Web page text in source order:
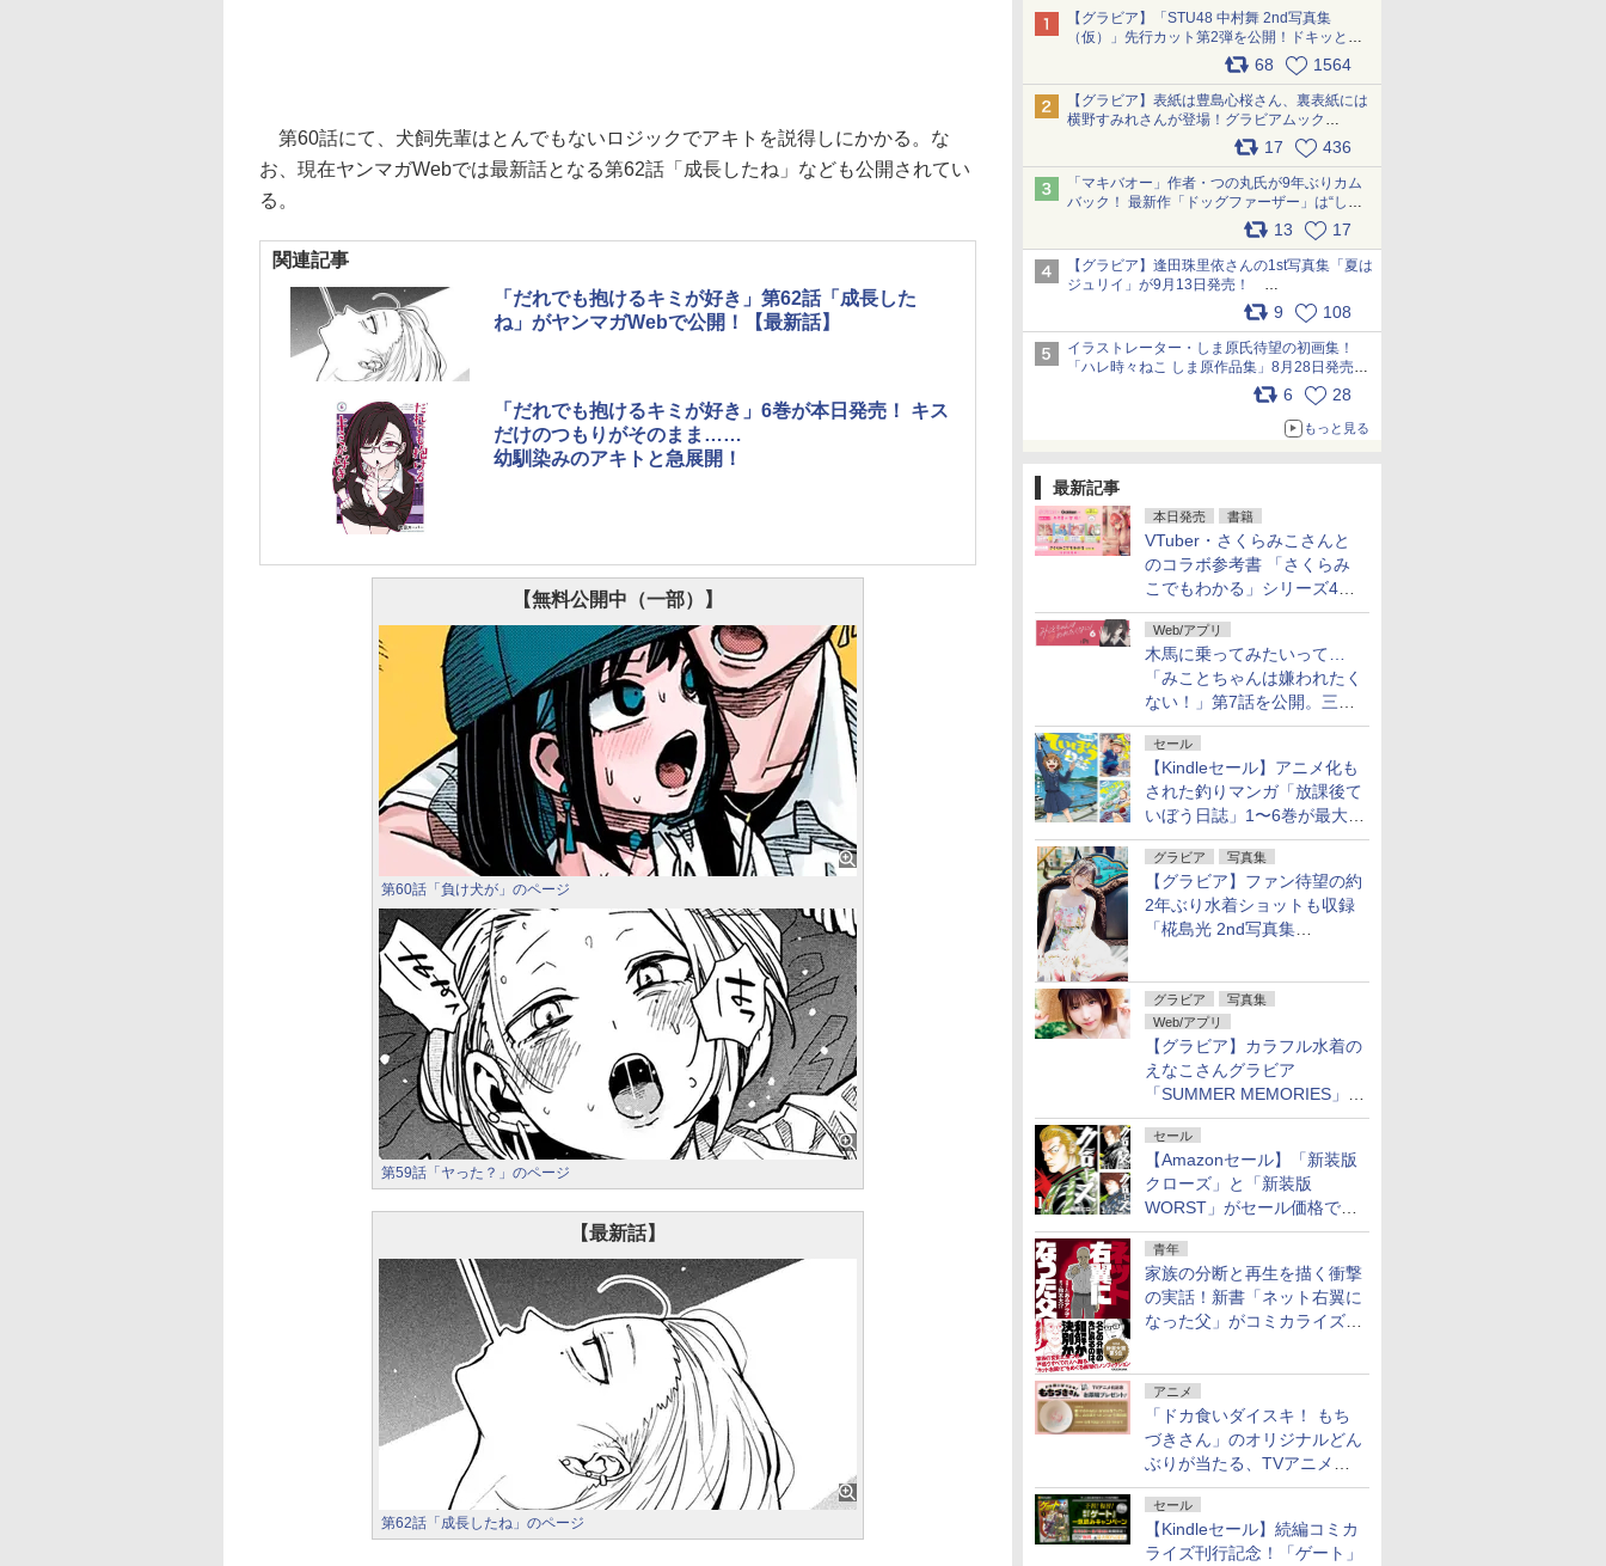
【グラビア】「STU48 中村舞 2nd写真集
（仮）」先行カット第2弾を公開！ドキッとす
るランジェリーカットなど新たな挑戦
68 1564
【グラビア】表紙は豊島心桜さん、裏表紙には
横野すみれさんが登場！グラビアムック
「PARADE」2026夏号が本日発売
17 436
「マキバオー」作者・つの丸氏が9年ぶりカム
バック！ 最新作「ドッグファーザー」は“しゃ
べらない動物”とのリアルな暮らしを描く 「も
うこれ以上の幸せはない」……一緒に暮らす愛
犬たちへ… pic.x.com/hEr88DgVyD
13 17
【グラビア】逢田珠里依さんの1st写真集「夏は
ジュリイ」が9月13日発売！
9 108
イラストレーター・しま原氏待望の初画集！
「ハレ時々ねこ しま原作品集」8月28日発売
6 28
もっと見る
最新記事
本日発売 書籍
VTuber・さくらみこさんと
のコラボ参考書 「さくらみ
こでもわかる」シリーズ4冊
が本日発売！
Web/アプリ
木馬に乗ってみたいって…
「みことちゃんは嫌われたく
ない！」第7話を公開。三角
じゃない方か
セール
【Kindleセール】アニメ化も
された釣りマンガ「放課後て
いぼう日誌」1〜6巻が最大
50％オフのセール中！
グラビア 写真集
【グラビア】ファン待望の約
2年ぶり水着ショットも収録
「椛島光 2nd写真集
グラビア
写真集
Web/アプリ
【グラビア】カラフル水着の
えなこさんグラビア
「SUMMER MEMORIES」を
ヤングアニマルWebで公開中
セール
【Amazonセール】「新装版
クローズ」と「新装版
WORST」がセール価格で販
売中！
青年
家族の分断と再生を描く衝撃
の実話！新書「ネット右翼に
なった父」がコミカライズ。
アニメ
「ドカ食いダイスキ！ もち
づきさん」のオリジナルどん
ぶりが当たる、TVアニメ公
式Xキャンペーンが開催中！
セール
【Kindleセール】続編コミカ
ライズ刊行記念！「ゲート」
第60話にて、犬飼先輩はとんでもないロジックでアキトを説得しにかかる。な
お、現在ヤンマガWebでは最新話となる第62話「成長したね」なども公開されてい
る。
関連記事
「だれでも抱けるキミが好き」第62話「成長した
ね」がヤンマガWebで公開！【最新話】
「だれでも抱けるキミが好き」6巻が本日発売！ キス
だけのつもりがそのまま……
幼馴染みのアキトと急展開！
【無料公開中（一部）】
第60話「負け犬が」のページ
第59話「ヤった？」のページ
【最新話】
第62話「成長したね」のページ